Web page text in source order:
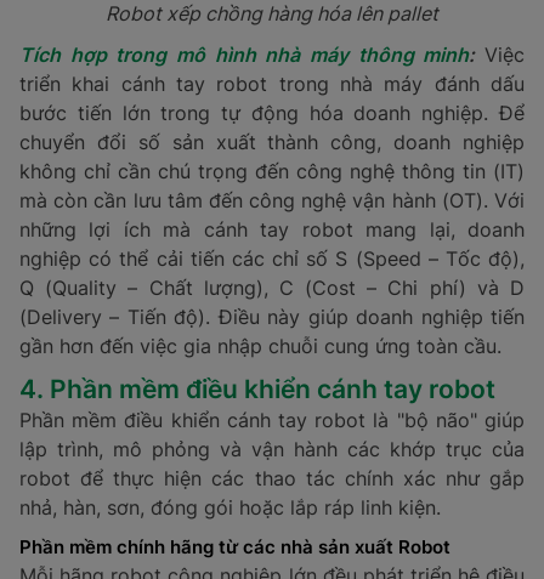
Robot xếp chồng hàng hóa lên pallet
Tích hợp trong mô hình nhà máy thông minh:Việc
triển khai cánh tay robot trong nhà máy đánh dấu
bước tiến lớn trong tự động hóa doanh nghiệp. Để
chuyển đổi số sản xuất thành công, doanh nghiệp
không chỉ cần chú trọng đến công nghệ thông tin (IT)
mà còn cần lưu tâm đến công nghệ vận hành (OT). Với
những lợi ích mà cánh tay robot mang lại, doanh
nghiệp có thể cải tiến các chỉ số S (Speed – Tốc độ),
Q (Quality – Chất lượng), C (Cost – Chi phí) và D
(Delivery – Tiến độ). Điều này giúp doanh nghiệp tiến
gần hơn đến việc gia nhập chuỗi cung ứng toàn cầu.
4. Phần mềm điều khiển cánh tay robot
Phần mềm điều khiển cánh tay robot là "bộ não" giúp
lập trình, mô phỏng và vận hành các khớp trục của
robot để thực hiện các thao tác chính xác như gắp
nhả, hàn, sơn, đóng gói hoặc lắp ráp linh kiện.
Phần mềm chính hãng từ các nhà sản xuất Robot